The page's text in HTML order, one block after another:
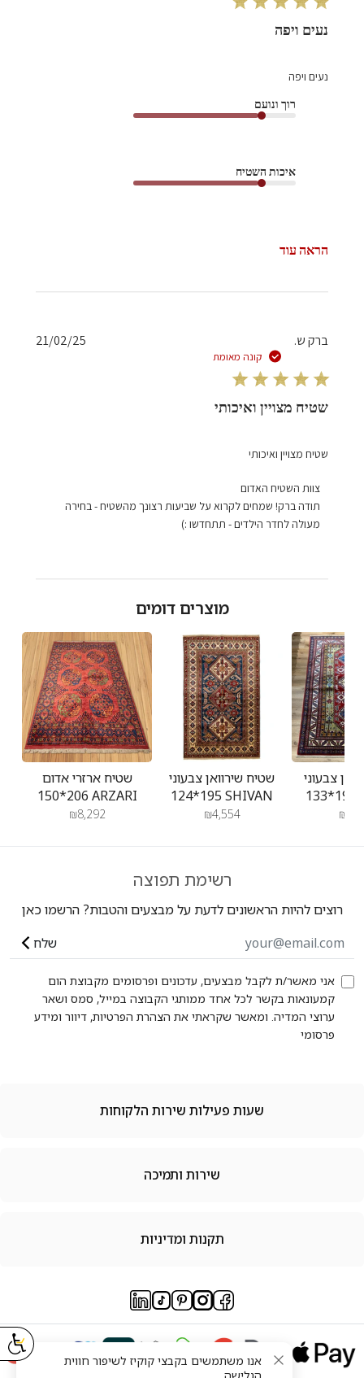
נעים ויפה
נעים ויפה
רוך ונועם
איכות השטיח
הראה עוד
ברק ש.
קונה מאומת
שטיח מצויין ואיכותי
שטיח מצויין ואיכותי
הערות
של
בעל
האדום
בתאריך
Fri
Feb
21
2025
צוות השטיח האדום
מעולה לחדר הילדים - תתחדשו :)
21/02/25
מוצרים דומים
שטיח ארזרי אדום
206*150 ARZARI
₪8,292
שטיח שירוואן צבעוני
195*124 SHIVAN
₪4,554
צבעוני
רשימת תפוצה
רוצים להיות הראשונים לדעת על מבצעים והטבות? הרשמו כאן
שלח
אני מאשר/ת לקבל מבצעים, עדכונים ופרסומים מקבוצת הום
קמעונאות בקשר לכל אחד ממותגי הקבוצה במייל, סמס ושאר
ערוצי המדיה. ומאשר שקראתי את הצהרת הפרטיות, דיוור ומידע
פרסומי
שעות פעילות שירות הלקוחות
שירות ותמיכה
תקנות ומדיניות